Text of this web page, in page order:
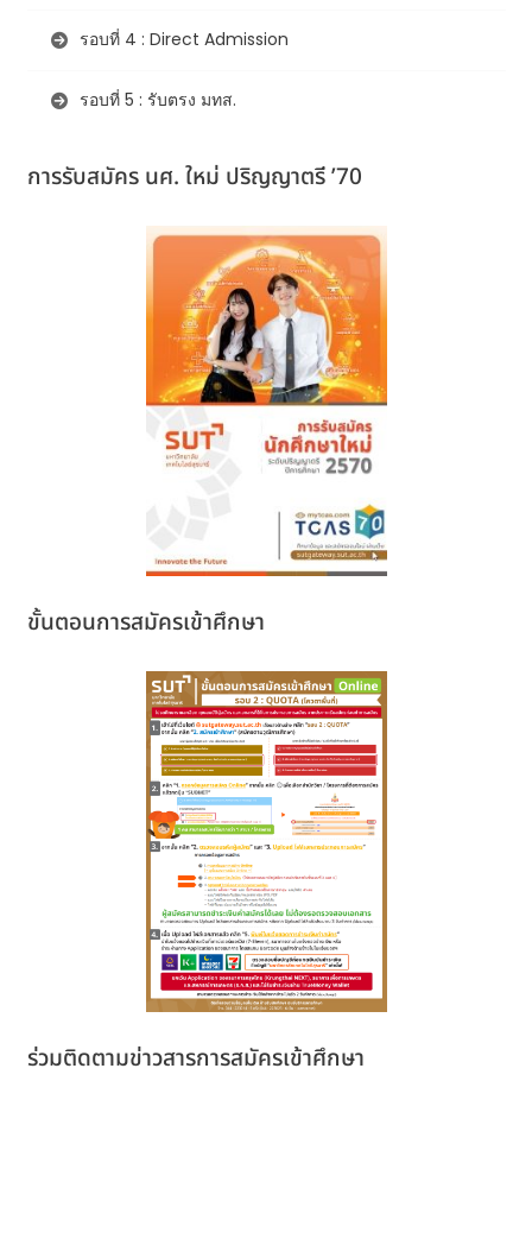
รอบที่ 4 : Direct Admission
รอบที่ 5 : รับตรง มทส.
การรับสมัคร นศ. ใหม่ ปริญญาตรี ’70
ขั้นตอนการสมัครเข้าศึกษา
ร่วมติดตามข่าวสารการสมัครเข้าศึกษา